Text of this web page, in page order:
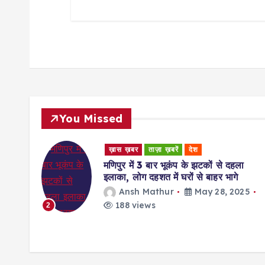
You Missed
2
ख़ास ख़बर ताज़ा ख़बरें देश
मणिपुर में 3 बार भूकंप के झटकों से दहला
इलाका, लोग दहशत में घरों से बाहर भागे
Ansh Mathur
May 28, 2025
188 views